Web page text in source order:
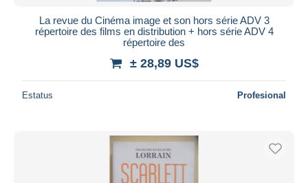
La revue du Cinéma image et son hors série ADV 3
répertoire des films en distribution + hors série ADV 4
répertoire des
± 28,89 US$
Estatus Profesional